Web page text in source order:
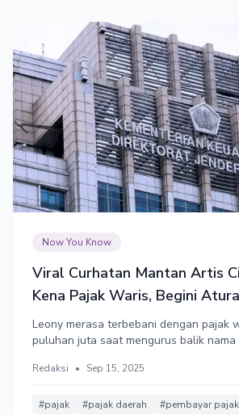
Now You Know
Viral Curhatan Mantan Artis
Kena Pajak Waris, Begini
Leony merasa terbebani dengan pajak
puluhan juta saat mengurus balik
tanah dan bangunan yang menjadi
Sebenarnya bagaimana?
Redaksi • Sep 15, 2025
#pajak #pajak daerah #pembayar pajak